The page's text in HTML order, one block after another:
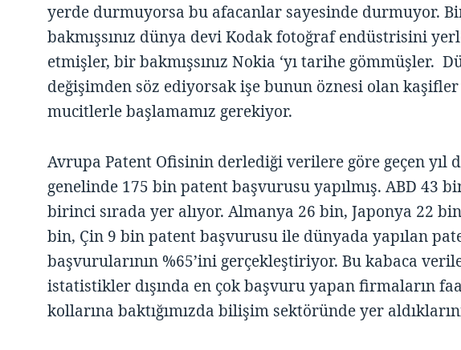
yerde durmuyorsa bu afacanlar sayesinde durmuyor.
bakmışsınız dünya devi Kodak fotoğraf endüstrisini
etmişler, bir bakmışsınız Nokia ‘yı tarihe gömmüşler.
değişimden söz ediyorsak işe bunun öznesi olan
mucitlerle başlamamız gerekiyor.
Avrupa Patent Ofisinin derlediği verilere göre geçen yıl
genelinde 175 bin patent başvurusu yapılmış. ABD 43
birinci sırada yer alıyor. Almanya 26 bin, Japonya 22
bin, Çin 9 bin patent başvurusu ile dünyada yapılan
başvurularının %65’ini gerçekleştiriyor. Bu kabaca
istatistikler dışında en çok başvuru yapan firmaların
kollarına baktığımızda bilişim sektöründe yer